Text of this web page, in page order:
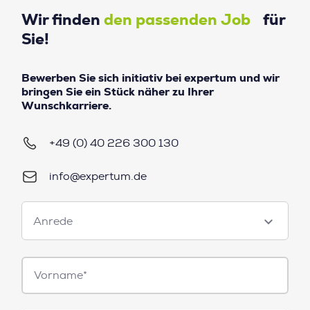
Wir finden den passenden Job für
Sie!
Bewerben Sie sich initiativ bei expertum und wir
bringen Sie ein Stück näher zu Ihrer
Wunschkarriere.
+49 (0) 40 226 300 130
info@expertum.de
Anrede
Anrede
Vorname*